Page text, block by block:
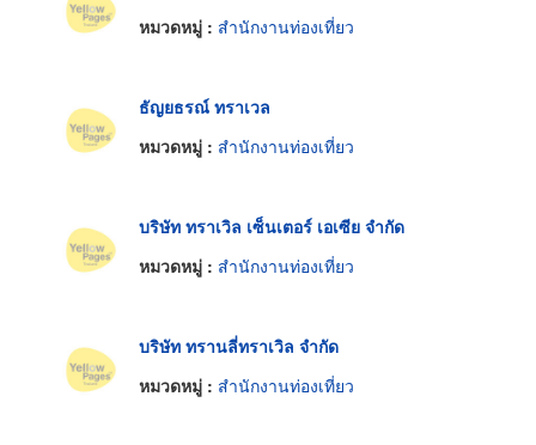
หมวดหมู่ : สำนักงานท่องเที่ยว
ธัญยธรณ์ ทราเวล
หมวดหมู่ : สำนักงานท่องเที่ยว
บริษัท ทราเวิล เซ็นเตอร์ เอเซีย จำกัด
หมวดหมู่ : สำนักงานท่องเที่ยว
บริษัท ทรานลี่ทราเวิล จำกัด
หมวดหมู่ : สำนักงานท่องเที่ยว